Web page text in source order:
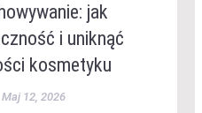
jak
i uniknąć
kosmetyku
Maj 12, 2026